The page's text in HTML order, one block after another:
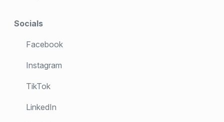
Socials
Facebook
Instagram
TikTok
LinkedIn